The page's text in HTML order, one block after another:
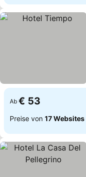
Ab € 53
Preise von 17 Websites